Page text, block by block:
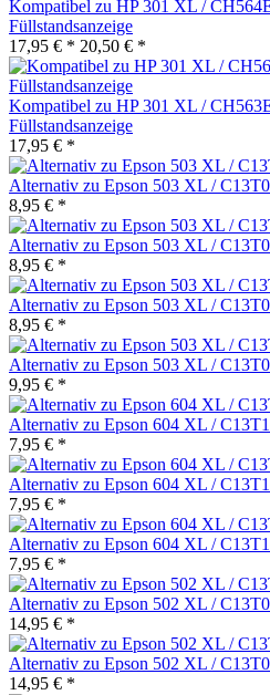
Kompatibel zu HP 301 XL /
Füllstandsanzeige
17,95 € * 20,50 € *
Kompatibel zu HP 301 XL /
Füllstandsanzeige
17,95 € *
Alternativ zu Epson 503 XL /
8,95 € *
Alternativ zu Epson 503 XL /
8,95 € *
Alternativ zu Epson 503 XL /
8,95 € *
Alternativ zu Epson 503 XL /
9,95 € *
Alternativ zu Epson 604 XL /
7,95 € *
Alternativ zu Epson 604 XL /
7,95 € *
Alternativ zu Epson 604 XL /
7,95 € *
Alternativ zu Epson 502 XL /
14,95 € *
Alternativ zu Epson 502 XL /
14,95 € *